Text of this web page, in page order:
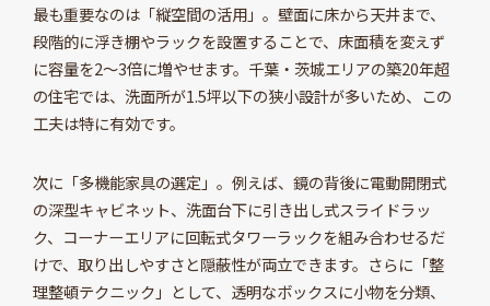
最も重要なのは「縦空間の活用」。壁面に床から天井まで、
段階的に浮き棚やラックを設置することで、床面積を変えず
に容量を2～3倍に増やせます。千葉・茨城エリアの築20年超
の住宅では、洗面所が1.5坪以下の狭小設計が多いため、この
工夫は特に有効です。
次に「多機能家具の選定」。例えば、鏡の背後に電動開閉式
の深型キャビネット、洗面台下に引き出し式スライドラッ
ク、コーナーエリアに回転式タワーラックを組み合わせるだ
けで、取り出しやすさと隠蔽性が両立できます。さらに「整
理整頓テクニック」として、透明なボックスに小物を分類、